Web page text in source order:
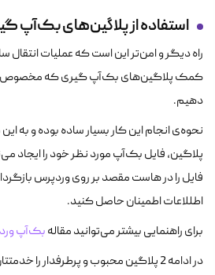
استفاده از پلاگین‌های بک‌آپ
راه دیگر و امن‌تر این است که عملیات انتقال
کمک پلاگین‌های بک‌آپ گیری که مخصوص
دهیم.
نحوه‌ی انجام این کار بسیار ساده بوده و
پلاگین، فایل بک‌آپ مورد نظر خود را ایجاد
فایل را در هاست مقصد بر روی وردپرس
اطللاعات اطمینان حاصل کنید.
برای راهنمایی بیشتر می‌توانید مقالهبک‌آپ
در ادامه 2 پلاگین محبوب و پرطرفدار را خدمتتان معرفی خواهیم نمود: